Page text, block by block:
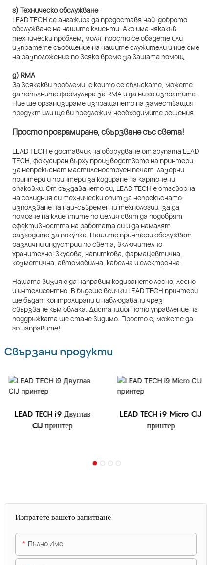
г) Техническо обслужване
LEAD TECH се ангажира да предоставя най-доброто
обслужване на нашите клиенти. Ако има някакъв
технически проблем, моля, просто се обадете или
изпратете съобщение на нашите служители и ние сме
на разположение по всяко време за вашата помощ.
д) RMA
За всякакви проблеми, с които се сблъскате, можете
да попълните формуляра за RMA и да ни го изпратите.
Ние ще организираме изпращането на заместващия
продукт или ще ви предложим необходимите решения.
Просто програмиране, свързване със света!
LEAD TECH е доставчик на оборудване от групата LEAD
TECH, фокусиран върху производството на принтери
за непрекъснат мастиленоструен печат, лазерни
принтери и принтери за кодиране на картонени
опаковки. От създаването си, LEAD TECH е отговорна
на солидния си технически опит за непрекъснато
използване на най-съвременни технологии, за да
помогне на клиентите по целия свят да подобрят
ефективността на работата си и да намалят
разходите за покупка. Нашите принтери обслужват
различни индустрии по света, включително
хранително-вкусова, напиткова, фармацевтична,
козметична, автомобилна, кабелна и електронна.
Нашата визия е да направим кодирането лесно, лесно
и интелигентно. В бъдеще всички LEAD TECH принтери
ще бъдат контролирани и наблюдавани чрез
свързване към облака. Дистанционното управление на
поддръжката ще стане видимо. Просто е, можете да
го направите!
Свързани продукти
LEAD TECH i9 Двуглав
CIJ принтер
LEAD TECH i9 Micro CIJ
принтер
Изпратете вашето запитване
Пълно Име